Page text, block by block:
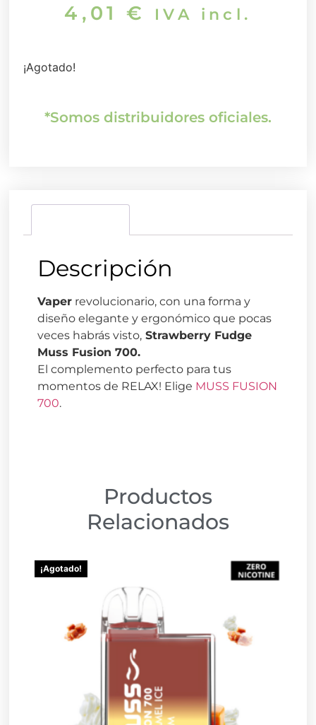
4,01€ IVA incl.
¡Agotado!
*Somos distribuidores oficiales.
Descripción
Vaper revolucionario, con una forma y
diseño elegante y ergonómico que pocas
veces habrás visto, Strawberry Fudge
Muss Fusion 700.
El complemento perfecto para tus
momentos de RELAX! Elige MUSS FUSION
700.
Productos
Relacionados
¡Agotado!